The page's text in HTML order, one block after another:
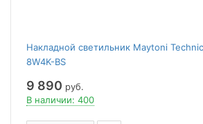
Накладной светильник Maytoni
8W4K-BS
9 890 руб.
В наличии: 400